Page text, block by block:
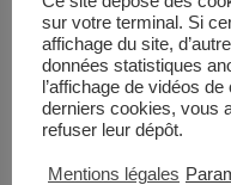
novembre 2023
sur votre terminal. Si
affichage du site,
données statistiques
l’affichage de vidéos
derniers cookies, vous
refuser leur dépôt.
Mentions légales